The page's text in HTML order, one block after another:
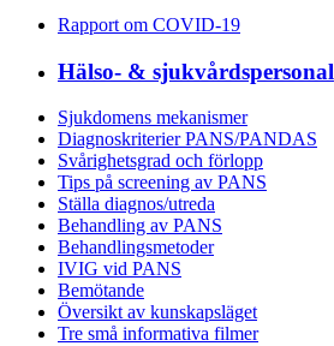
Rapport om COVID-19
Hälso- & sjukvårdspersonal
Sjukdomens mekanismer
Diagnoskriterier PANS/PANDAS
Svårighetsgrad och förlopp
Tips på screening av PANS
Ställa diagnos/utreda
Behandling av PANS
Behandlings­metoder
IVIG vid PANS
Bemötande
Översikt av kunskapsläget
Tre små informativa filmer